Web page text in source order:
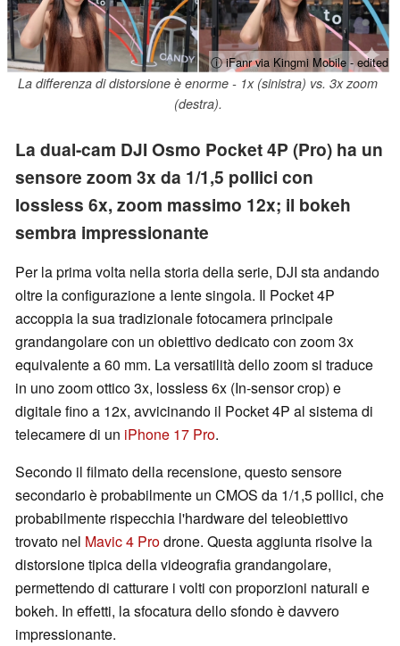
ⓘ iFanr via Kingmi Mobile - edited
La differenza di distorsione è enorme - 1x (sinistra) vs. 3x zoom
(destra).
La dual-cam DJI Osmo Pocket 4P (Pro) ha un
sensore zoom 3x da 1/1,5 pollici con
lossless 6x, zoom massimo 12x; il bokeh
sembra impressionante
Per la prima volta nella storia della serie, DJI sta andando
oltre la configurazione a lente singola. Il Pocket 4P
accoppia la sua tradizionale fotocamera principale
grandangolare con un obiettivo dedicato con zoom 3x
equivalente a 60 mm. La versatilità dello zoom si traduce
in uno zoom ottico 3x, lossless 6x (In-sensor crop) e
digitale fino a 12x, avvicinando il Pocket 4P al sistema di
telecamere di un iPhone 17 Pro.
Secondo il filmato della recensione, questo sensore
secondario è probabilmente un CMOS da 1/1,5 pollici, che
probabilmente rispecchia l'hardware del teleobiettivo
trovato nel Mavic 4 Prodrone. Questa aggiunta risolve la
distorsione tipica della videografia grandangolare,
permettendo di catturare i volti con proporzioni naturali e
bokeh. In effetti, la sfocatura dello sfondo è davvero
impressionante.